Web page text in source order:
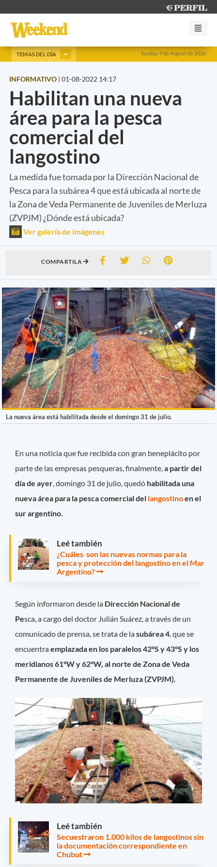
Sunday 9 de August de 2026
TEMAS DEL DÍA
INFORMATIVO | 01-08-2022 14:17
Habilitan una nueva
área para la pesca
comercial del
langostino
La medida fue tomada por la Dirección Nacional de
Pesca para la subárea 4 que está ubicada al norte de
la Zona de Veda Permanente de Juveniles de Merluza
(ZVPJM) ¿Dónde está ubicada?
Ver galería de imágenes
COMPARTILA
La nueva área está habilitada desde el domingo 31 de julio.
En una noticia que fue recibida con gran beneplácito por
parte de las empresas pesqueras, finalmente,a partir del
día de ayer , domingo 31 de julio, quedó habilitada una
nueva área para la pesca comercial del langostinoen el
sur argentino.
Leé también
¿Cuáles son las nuevas normas para la
pesca y protección del langostino en el Mar
Argentino?
Según informaron desde la Dirección Nacional de
Pesca, a cargo del doctor Julián Suárez, a través de un
comunicado de prensa, se trata de lasubárea 4, que se
encuentraemplazada en los paralelos 42°S y 43°S y los
meridianos 61°W y 62°W, al norte deZona de Veda
Permanente de Juveniles de Merluza (ZVPJM).
Leé también
Secuestraron 1.000 kilos de langostinos sin
la documentación correspondiente en
Chubut